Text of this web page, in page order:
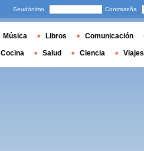
Seudónimo Contraseña
Música Libros Comunicación
Cocina Salud Ciencia Viajes